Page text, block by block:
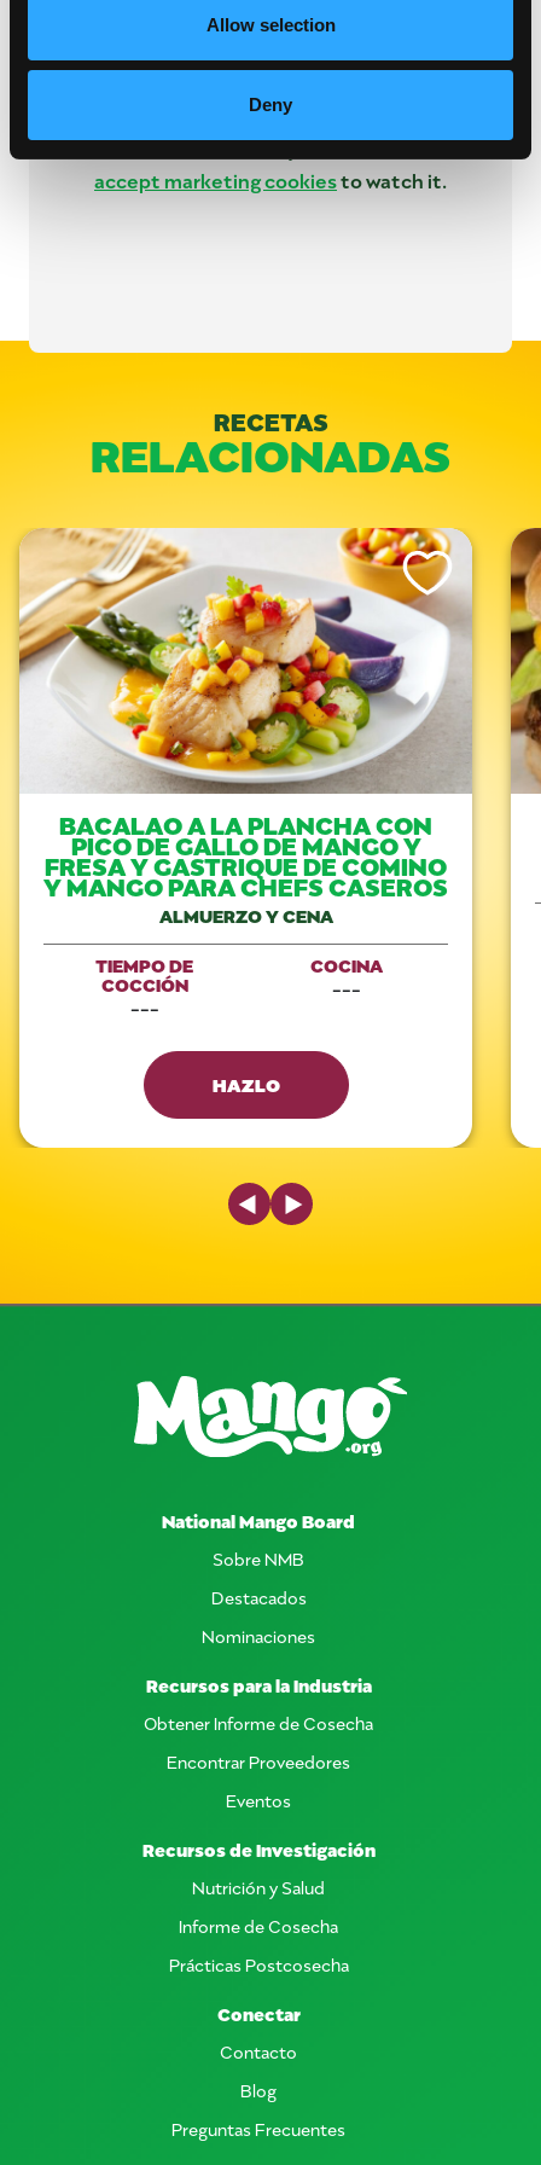
Allow selection
Deny
This video is hosted by YouTube. Please
accept marketing cookiesto watch it.
RECETAS
RELACIONADAS
Like This Recipe
BACALAO A LA PLANCHA CON
PICO DE GALLO DE MANGO Y
FRESA Y GASTRIQUE DE COMINO
Y MANGO PARA CHEFS CASEROS
ALMUERZO Y CENA
TIEMPO DE
COCCIÓN
---
COCINA
---
HAZLO
Previous Slide
Next Slide
National Mango Board
Sobre NMB
Destacados
Nominaciones
Recursos para la Industria
Obtener Informe de Cosecha
Encontrar Proveedores
Eventos
Recursos de Investigación
Nutrición y Salud
Informe de Cosecha
Prácticas Postcosecha
Conectar
Contacto
Blog
Preguntas Frecuentes